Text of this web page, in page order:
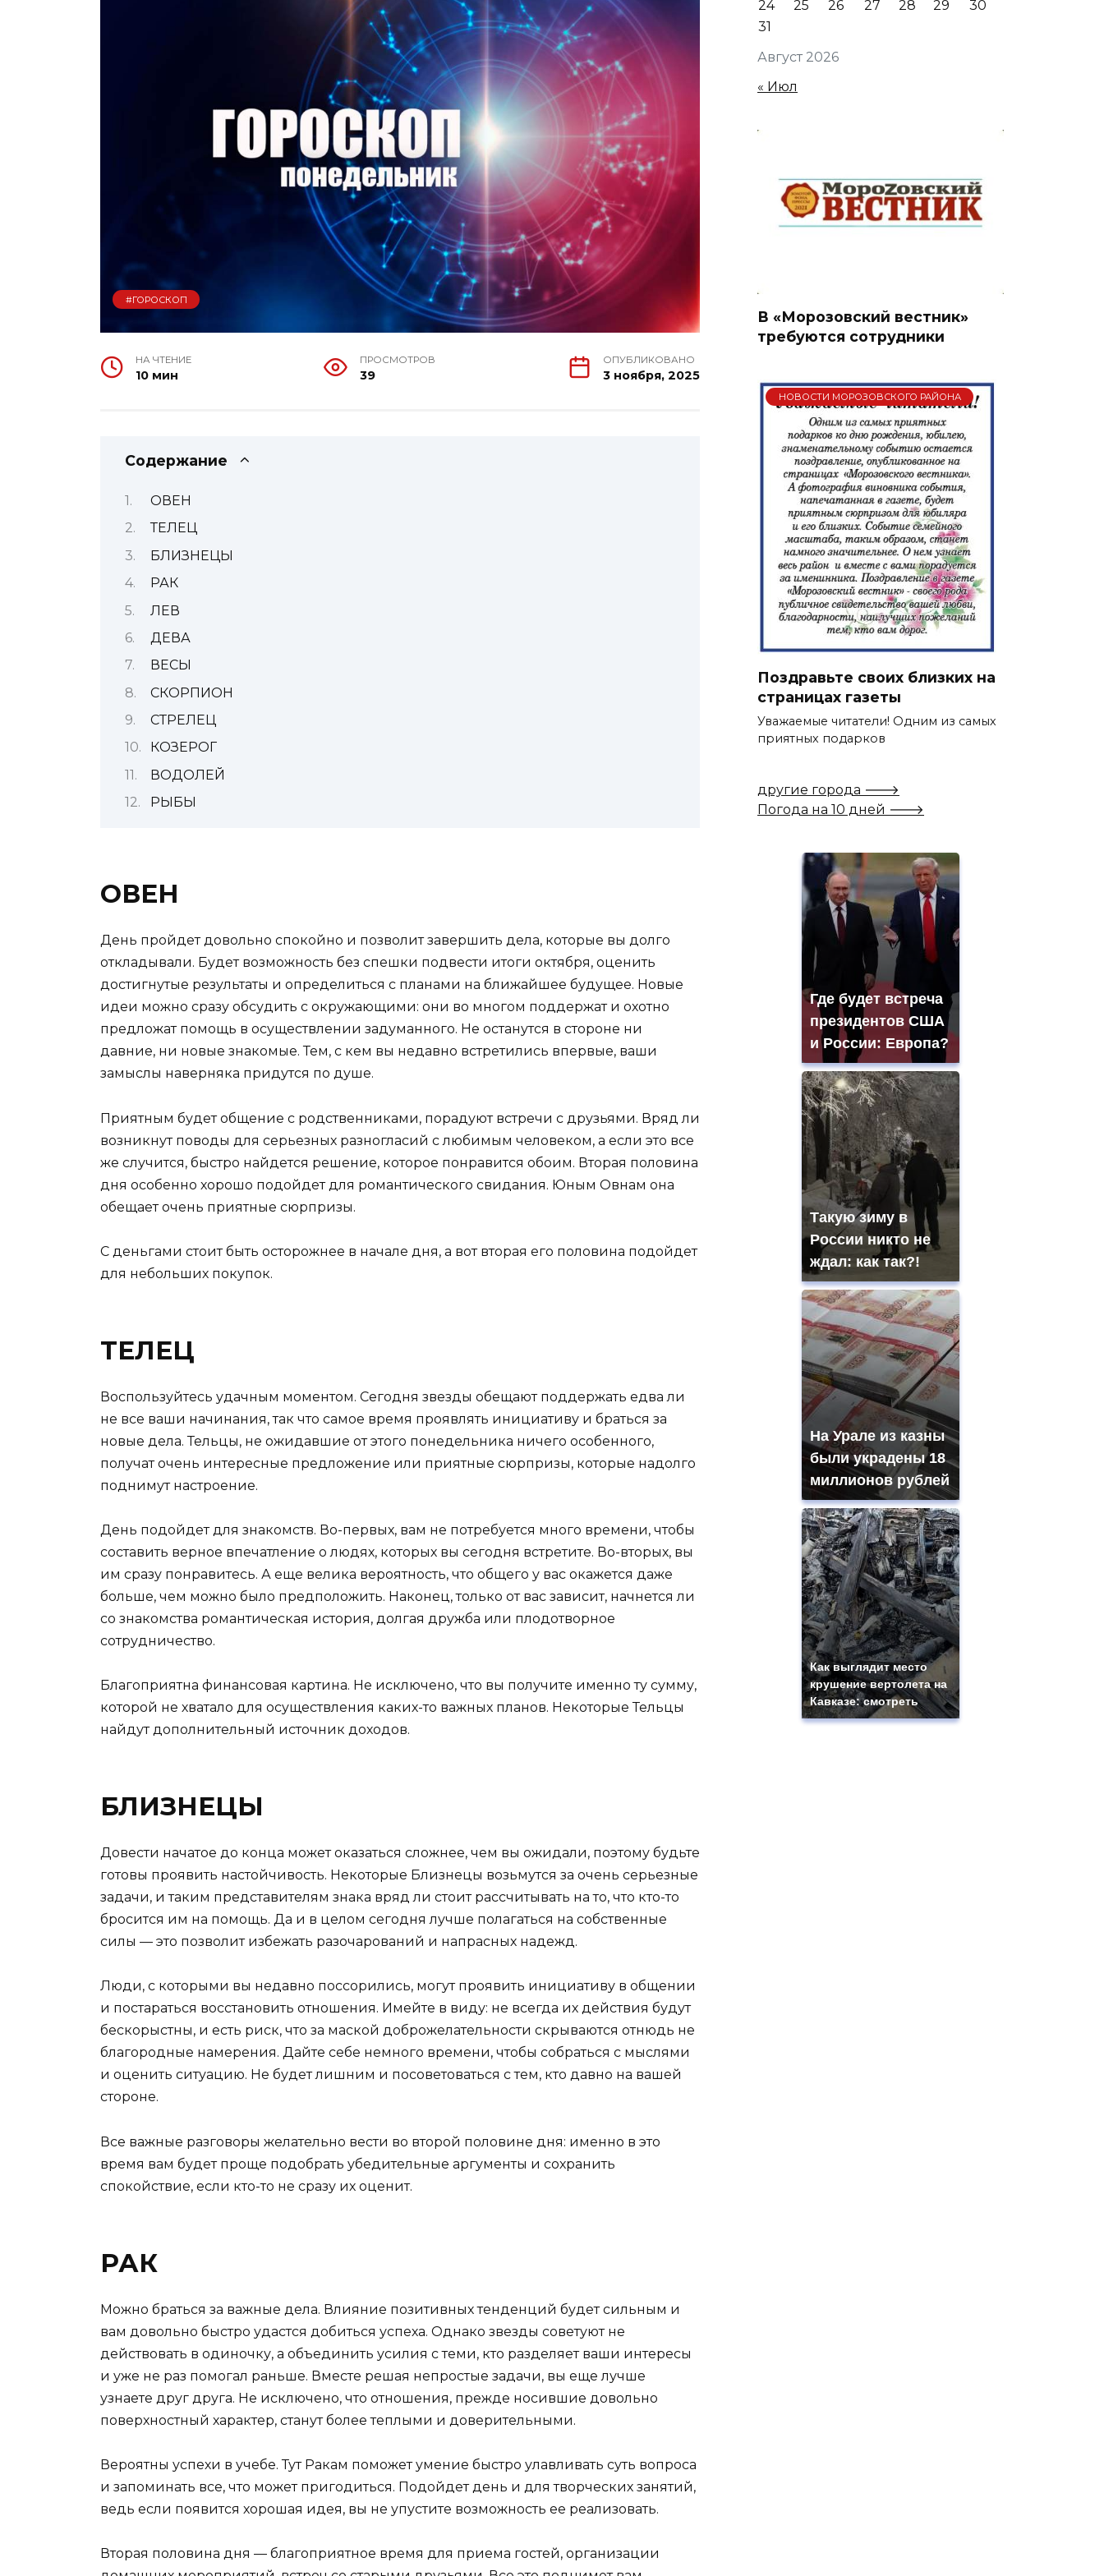
#ГОРОСКОП
НА ЧТЕНИЕ
10 мин
ПРОСМОТРОВ
39
ОПУБЛИКОВАНО
3 ноября, 2025
Содержание
ОВЕН
ТЕЛЕЦ
БЛИЗНЕЦЫ
РАК
ЛЕВ
ДЕВА
ВЕСЫ
СКОРПИОН
СТРЕЛЕЦ
КОЗЕРОГ
ВОДОЛЕЙ
РЫБЫ
ОВЕН
День пройдет довольно спокойно и позволит завершить дела, которые вы долго
откладывали. Будет возможность без спешки подвести итоги октября, оценить
достигнутые результаты и определиться с планами на ближайшее будущее. Новые
идеи можно сразу обсудить с окружающими: они во многом поддержат и охотно
предложат помощь в осуществлении задуманного. Не останутся в стороне ни
давние, ни новые знакомые. Тем, с кем вы недавно встретились впервые, ваши
замыслы наверняка придутся по душе.
Приятным будет общение с родственниками, порадуют встречи с друзьями. Вряд ли
возникнут поводы для серьезных разногласий с любимым человеком, а если это все
же случится, быстро найдется решение, которое понравится обоим. Вторая половина
дня особенно хорошо подойдет для романтического свидания. Юным Овнам она
обещает очень приятные сюрпризы.
С деньгами стоит быть осторожнее в начале дня, а вот вторая его половина подойдет
для небольших покупок.
ТЕЛЕЦ
Воспользуйтесь удачным моментом. Сегодня звезды обещают поддержать едва ли
не все ваши начинания, так что самое время проявлять инициативу и браться за
новые дела. Тельцы, не ожидавшие от этого понедельника ничего особенного,
получат очень интересные предложение или приятные сюрпризы, которые надолго
поднимут настроение.
День подойдет для знакомств. Во-первых, вам не потребуется много времени, чтобы
составить верное впечатление о людях, которых вы сегодня встретите. Во-вторых, вы
им сразу понравитесь. А еще велика вероятность, что общего у вас окажется даже
больше, чем можно было предположить. Наконец, только от вас зависит, начнется ли
со знакомства романтическая история, долгая дружба или плодотворное
сотрудничество.
Благоприятна финансовая картина. Не исключено, что вы получите именно ту сумму,
которой не хватало для осуществления каких-то важных планов. Некоторые Тельцы
найдут дополнительный источник доходов.
БЛИЗНЕЦЫ
Довести начатое до конца может оказаться сложнее, чем вы ожидали, поэтому будьте
готовы проявить настойчивость. Некоторые Близнецы возьмутся за очень серьезные
задачи, и таким представителям знака вряд ли стоит рассчитывать на то, что кто-то
бросится им на помощь. Да и в целом сегодня лучше полагаться на собственные
силы — это позволит избежать разочарований и напрасных надежд.
Люди, с которыми вы недавно поссорились, могут проявить инициативу в общении
и постараться восстановить отношения. Имейте в виду: не всегда их действия будут
бескорыстны, и есть риск, что за маской доброжелательности скрываются отнюдь не
благородные намерения. Дайте себе немного времени, чтобы собраться с мыслями
и оценить ситуацию. Не будет лишним и посоветоваться с тем, кто давно на вашей
стороне.
Все важные разговоры желательно вести во второй половине дня: именно в это
время вам будет проще подобрать убедительные аргументы и сохранить
спокойствие, если кто-то не сразу их оценит.
РАК
Можно браться за важные дела. Влияние позитивных тенденций будет сильным и
вам довольно быстро удастся добиться успеха. Однако звезды советуют не
действовать в одиночку, а объединить усилия с теми, кто разделяет ваши интересы
и уже не раз помогал раньше. Вместе решая непростые задачи, вы еще лучше
узнаете друг друга. Не исключено, что отношения, прежде носившие довольно
поверхностный характер, станут более теплыми и доверительными.
Вероятны успехи в учебе. Тут Ракам поможет умение быстро улавливать суть вопроса
и запоминать все, что может пригодиться. Подойдет день и для творческих занятий,
ведь если появится хорошая идея, вы не упустите возможность ее реализовать.
Вторая половина дня — благоприятное время для приема гостей, организации
Август 2026
24
25 26 27 28 29
30
31
« Июл
В «Морозовский вестник»
требуются сотрудники
НОВОСТИ МОРОЗОВСКОГО РАЙОНА
Поздравьте своих близких на
страницах газеты
Уважаемые читатели! Одним из самых
приятных подарков
другие города 🡒
Погода на 10 дней 🡒
Где будет встреча
президентов США
и России: Европа?
Такую зиму в
России никто не
ждал: как так?!
На Урале из казны
были украдены 18
миллионов рублей
Как выглядит место
крушение вертолета на
Кавказе: смотреть